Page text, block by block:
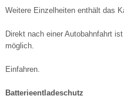
Weitere Einzelheiten enthält das
Direkt nach einer Autobahnfahrt
möglich.
Einfahren.
Batterieentladeschutz